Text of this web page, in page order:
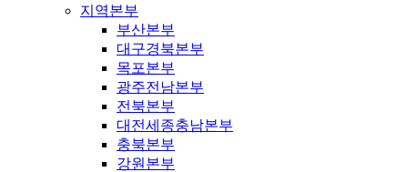
지역본부
부산본부
대구경북본부
목포본부
광주전남본부
전북본부
대전세종충남본부
충북본부
강원본부